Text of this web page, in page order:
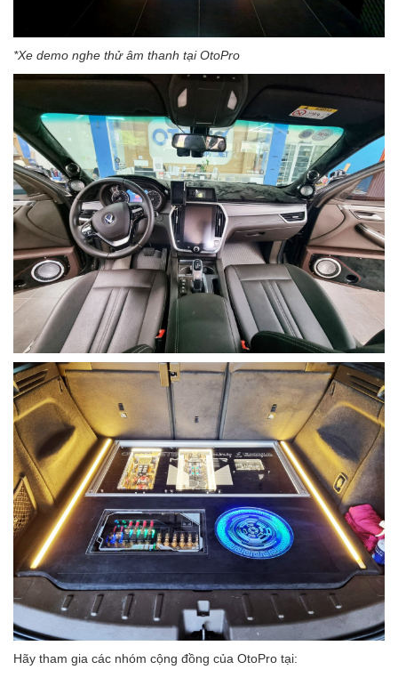
*Xe demo nghe thử âm thanh tại OtoPro
Hãy tham gia các nhóm cộng đồng của OtoPro tại: